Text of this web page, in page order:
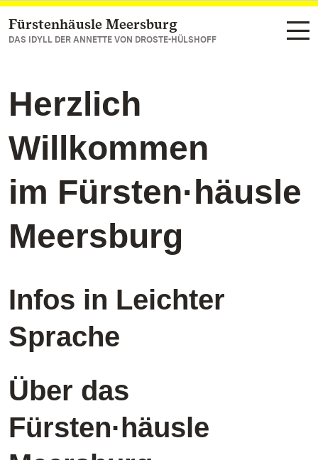
Zum Hauptinhalt springen
Fürstenhäusle Meersburg
DAS IDYLL DER ANNETTE VON DROSTE-HÜLSHOFF
Herzlich
Willkommen
im Fürsten·häusle
Meersburg
Infos in Leichter
Sprache
Über das
Fürsten·häusle